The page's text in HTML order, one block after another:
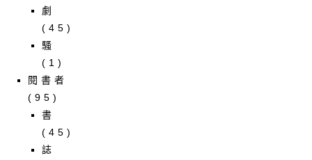
劇
(45)
騷
(1)
閱書者
(95)
書
(45)
誌